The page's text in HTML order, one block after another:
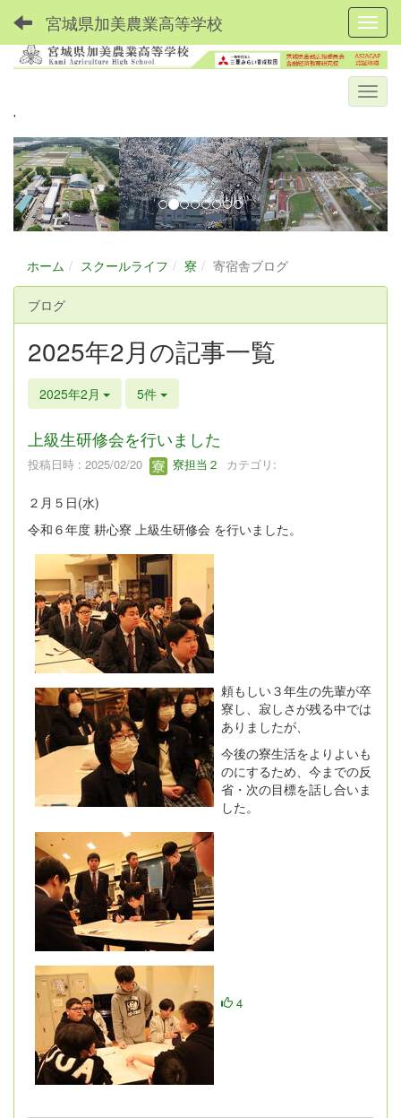
宮城県加美農業高等学校
'
p
r
e
v
o
u
s
n
e
x
t
ホーム スクールライフ 寮 寄宿舎ブログ
ブログ
2025年2月の記事一覧
2025年2月 5件
上級生研修会を行いました
投稿日時 : 2025/02/20 寮担当２ カテゴリ:
２月５日(水)
令和６年度 耕心寮 上級生研修会 を行いました。
頼もしい３年生の先輩が卒
寮し、寂しさが残る中では
ありましたが、
今後の寮生活をよりよいも
のにするため、今までの反
省・次の目標を話し合いま
した。
4